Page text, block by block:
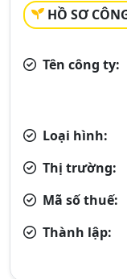
HỒ SƠ
Tên công ty:
Loại hình:
Thị trường:
Mã số thuế:
Thành lập: